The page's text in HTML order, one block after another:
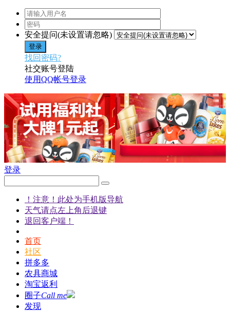
安全提问(未设置请忽略)
登录
找回密码?
社交账号登陆
使用QQ帐号登录
登录
！注意！此处为手机版导航
天气请点左上角后退键
退回客户端！
首页
社区
拼多多
农具商城
淘宝返利
圈子Call me
发现